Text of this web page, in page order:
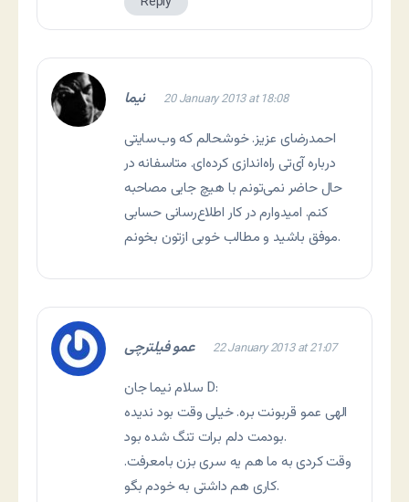
نیما 20 January 2013 at 18:08
احمدرضای عزیز. خوشحالم که وب‌سایتی
درباره آی‌تی راه‌اندازی کرده‌ای. متاسفانه در
حال حاضر نمی‌تونم با هیچ جایی مصاحبه
کنم. امیدوارم در کار اطلاع‌رسانی حسابی
موفق باشید و مطالب خوبی ازتون بخونم.
عمو فیلترچی 22 January 2013 at 21:07
سلام نیما جان D:
الهی عمو قربونت بره. خیلی وقت بود ندیده
بودمت دلم برات تنگ شده بود.
وقت کردی به ما هم یه سری بزن بامعرفت.
کاری هم داشتی به خودم بگو.